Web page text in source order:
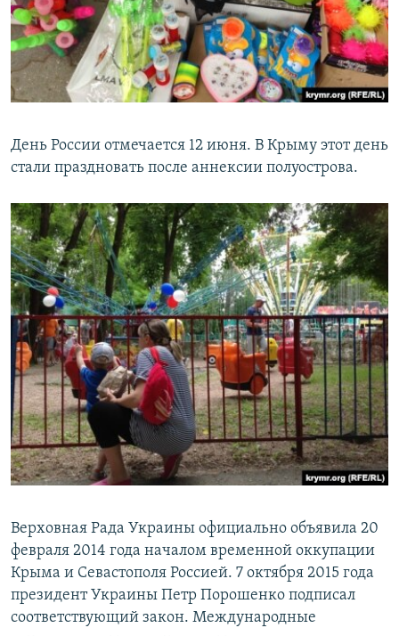
День России отмечается 12 июня. В Крыму этот день
стали праздновать после аннексии полуострова.
Верховная Рада Украины официально объявила 20
февраля 2014 года началом временной оккупации
Крыма и Севастополя Россией. 7 октября 2015 года
президент Украины Петр Порошенко подписал
соответствующий закон. Международные